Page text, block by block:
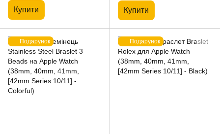
Купити Купити
Подарунок Подарунок